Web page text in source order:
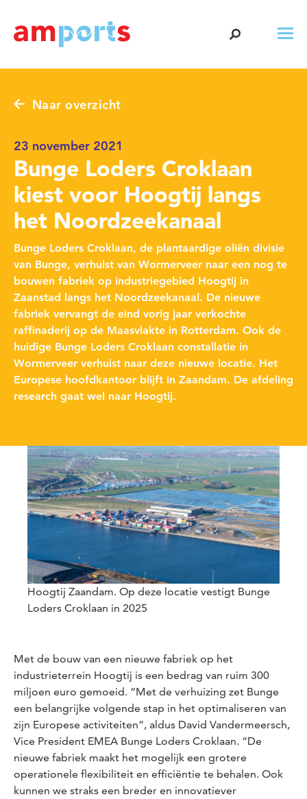
Naar overzicht
23 november 2021
Bunge Loders Croklaan
kiest voor Hoogtij langs
het Noordzeekanaal
Bunge Loders Croklaan, de plantaardige oliën divisie
van Bunge, verhuist van Wormerveer naar een nog te
bouwen fabriek op industriegebied Hoogtij in
Zaanstad langs het Noordzeekanaal. De nieuwe
fabriek vervangt de eind vorig jaar verkochte
raffinaderij op de Maasvlakte in Rotterdam. Ook de
huidige Bunge Loders Croklaan constallatie in
Wormerveer verhuist naar deze nieuwe locatie. Het
Europese hoofdkantoor blijft in Zaandam. De afdeling
research gaat wel naar Hoogtij.
Hoogtij Zaandam. Op deze locatie vestigt Bunge
Loders Croklaan in 2025
Met de bouw van een nieuwe fabriek op het
industrieterrein Hoogtij is een bedrag van ruim 300
miljoen euro gemoeid. “Met de verhuizing zet Bunge
een belangrijke volgende stap in het optimaliseren van
zijn Europese activiteiten”, aldus David Vandermeersch,
Vice President EMEA Bunge Loders Croklaan. “De
nieuwe fabriek maakt het mogelijk een grotere
operationele flexibiliteit en efficiëntie te behalen. Ook
kunnen we straks een breder en innovatiever